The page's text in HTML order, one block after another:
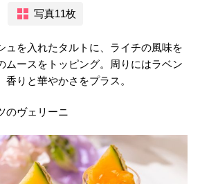
写真11枚
ュを入れたタルトに、ライチの風味を
ムースをトッピング。周りにはラベン
香りと華やかさをプラス。
のヴェリーニ